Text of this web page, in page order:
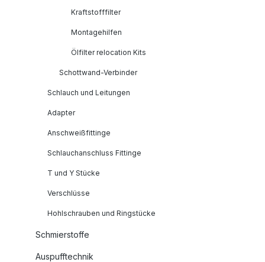
Kraftstofffilter
Montagehilfen
Ölfilter relocation Kits
Schottwand-Verbinder
Schlauch und Leitungen
Adapter
Anschweißfittinge
Schlauchanschluss Fittinge
T und Y Stücke
Verschlüsse
Hohlschrauben und Ringstücke
Schmierstoffe
Auspufftechnik